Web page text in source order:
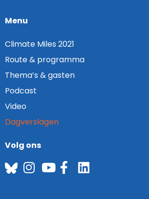
Menu
Climate Miles 2021
Route & programma
Thema’s & gasten
Podcast
Video
Dagverslagen
Volg ons